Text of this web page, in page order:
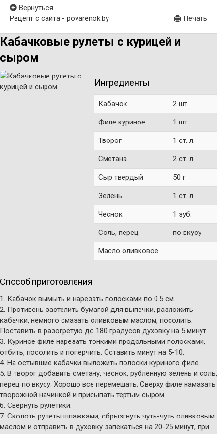
Вернуться
Рецепт с сайта - povarenok.by
Печать
Кабачковые рулеты с курицей и
сыром
Ингредиенты
Кабачок 2 шт
Филе куриное 1 шт
Творог 1 ст. л.
Сметана 2 ст. л.
Сыр твердый 50 г
Зелень 1 ст. л.
Чеснок 1 зуб.
Соль, перец по вкусу
Масло оливковое
Способ приготовления
1. Кабачок вымыть и нарезать полосками по 0.5 см.
2. Противень застелить бумагой для выпечки, разложить
кабачки, немного смазать оливковым маслом, посолить.
Поставить в разогретую до 180 градусов духовку на 5 минут.
3. Куриное филе нарезать тонкими продольными полосками,
отбить, посолить и поперчить. Оставить минут на 5-10.
4. На остывшие кабачки выложить полоски куриного филе.
5. В творог добавить сметану, чеснок, рубленную зелень и соль,
перец по вкусу. Хорошо все перемешать. Сверху филе намазать
творожной начинкой и присыпать тертым сыром.
6. Свернуть рулетики.
7. Сколоть рулеты шпажками, сбрызгнуть чуть-чуть оливковым
маслом и отправить в духовку запекаться на 20-25 минут, при